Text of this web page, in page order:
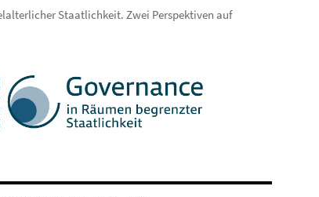
Staatlichkeit. Zwei Perspektiven auf